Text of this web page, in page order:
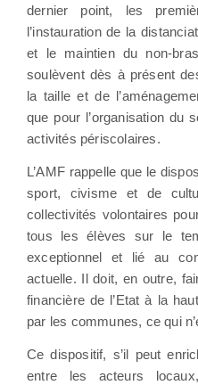
dernier point, les
l’instauration de la
et le maintien du non-
soulèvent dès à présent
la taille et de
que pour l’organisation du
activités périscolaires.
L’AMF rappelle que le
sport, civisme et de
collectivités volontaires
tous les élèves sur le
exceptionnel et lié au
actuelle. Il doit, en outre,
financière de l’Etat à la
par les communes, ce qui
Ce dispositif, s’il peut
entre les acteurs